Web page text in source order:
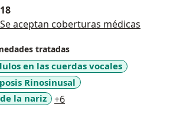
18
Se aceptan coberturas médicas
tratadas
en las cuerdas vocales
Rinosinusal
la nariz
+6a11y_sr_more_diseases